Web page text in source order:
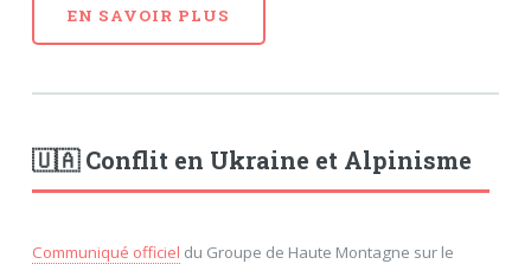
EN SAVOIR PLUS
Histoire
🇺🇦 Conflit en Ukraine et Alpinisme
Communiqué officiel du Groupe de Haute Montagne sur le